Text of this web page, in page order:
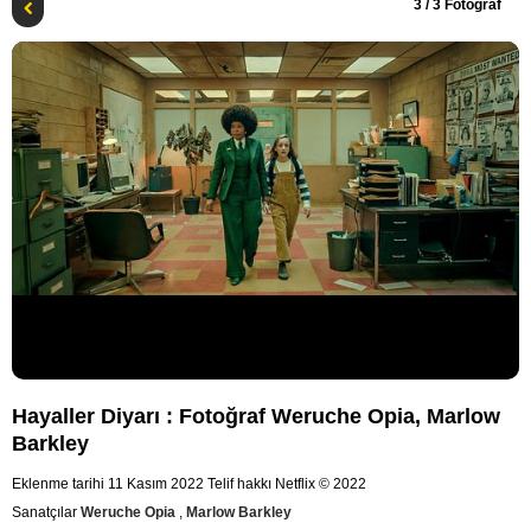
3 / 3 Fotoğraf
Hayaller Diyarı : Fotoğraf Weruche Opia, Marlow
Barkley
Eklenme tarihi 11 Kasım 2022 Telif hakkı Netflix © 2022
Sanatçılar Weruche Opia , Marlow Barkley